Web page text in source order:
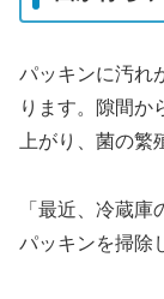
パッキンに汚れ
ります。隙間か
上がり、菌の繁
「最近、冷蔵
パッキンを掃除